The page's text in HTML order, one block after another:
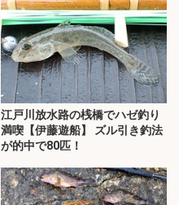
江戸川放水路の桟橋でハゼ釣り
満喫【伊藤遊船】 ズル引き釣法
が的中で80匹！